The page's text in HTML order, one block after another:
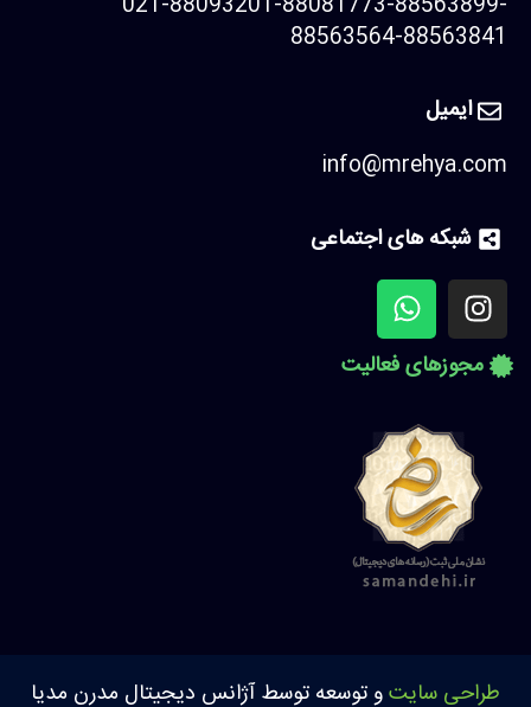
88563564-88563841
ایمیل
info@mrehya.com
شبکه های اجتماعی
مجوزهای فعالیت
طراحی سایتو توسعه توسط آژانس دیجیتال مدرن مدیا